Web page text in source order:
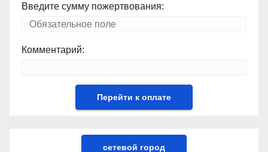
Введите сумму пожертвования:
Комментарий:
сетевой город